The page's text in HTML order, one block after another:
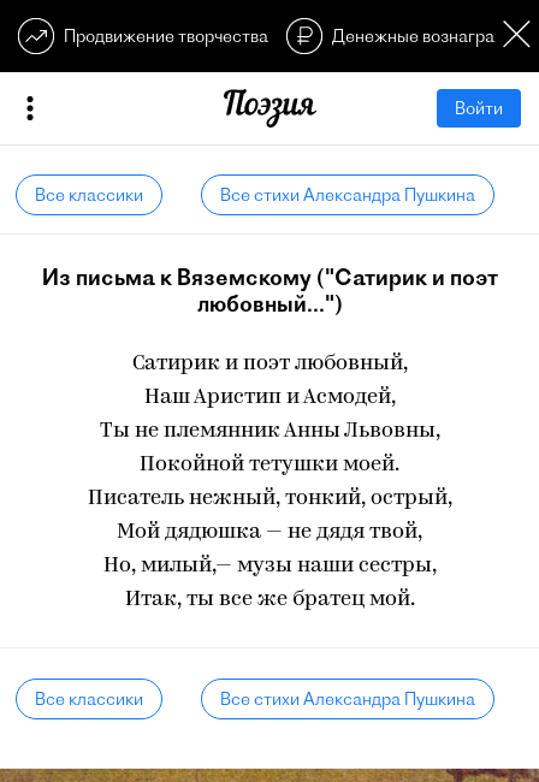
Продвижение творчества Денежные
Войти
Все классики Все стихи Александра Пушкина
Из письма к Вяземскому ("Сатирик и поэт
любовный...")
Сатирик и поэт любовный,
Наш Аристип и Асмодей,
Ты не племянник Анны Львовны,
Покойной тетушки моей.
Писатель нежный, тонкий, острый,
Мой дядюшка — не дядя твой,
Но, милый,— музы наши сестры,
Итак, ты все же братец мой.
Все классики Все стихи Александра Пушкина